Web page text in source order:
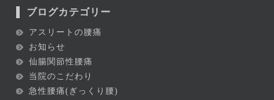
ブログカテゴリー
アスリートの腰痛
お知らせ
仙腸関節性腰痛
当院のこだわり
急性腰痛(ぎっくり腰)